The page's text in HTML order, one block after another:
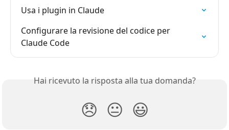
Usa i plugin in Claude
Configurare la revisione del codice per
Claude Code
Hai ricevuto la risposta alla tua domanda?
😞 😐 😃